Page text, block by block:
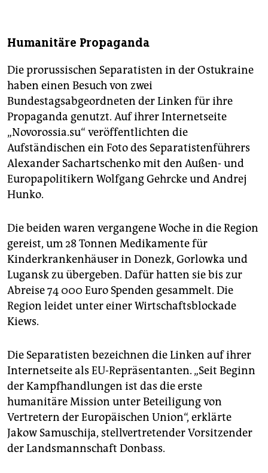
Humanitäre Propaganda
Die prorussischen Separatisten in der Ostukraine
haben einen Besuch von zwei
Bundestagsabgeordneten der Linken für ihre
Propaganda genutzt. Auf ihrer Internetseite
„Novorossia.su“ veröffentlichten die
Aufständischen ein Foto des Separatistenführers
Alexander Sachartschenko mit den Außen- und
Europapolitikern Wolfgang Gehrcke und Andrej
Hunko.
Die beiden waren vergangene Woche in die Region
gereist, um 28 Tonnen Medikamente für
Kinderkrankenhäuser in Donezk, Gorlowka und
Lugansk zu übergeben. Dafür hatten sie bis zur
Abreise 74 000 Euro Spenden gesammelt. Die
Region leidet unter einer Wirtschaftsblockade
Kiews.
Die Separatisten bezeichnen die Linken auf ihrer
Internetseite als EU-Repräsentanten. „Seit Beginn
der Kampfhandlungen ist das die erste
humanitäre Mission unter Beteiligung von
Vertretern der Europäischen Union“, erklärte
Jakow Samuschija, stellvertretender Vorsitzender
der Landsmannschaft Donbass.